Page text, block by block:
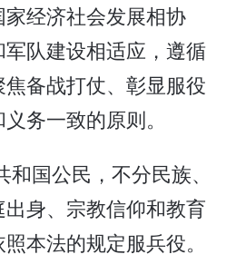
经济社会发展相协
队建设相适应，遵循
备战打仗、彰显服役
务一致的原则。
国公民，不分民族、
身、宗教信仰和教育
本法的规定服兵役。